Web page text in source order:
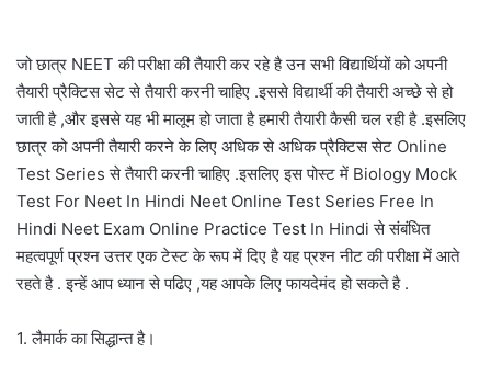
जो छात्र NEET की परीक्षा की तैयारी कर रहे है उन सभी विद्यार्थियों को अपनी
तैयारी प्रैक्टिस सेट से तैयारी करनी चाहिए .इससे विद्यार्थी की तैयारी अच्छे से हो
जाती है ,और इससे यह भी मालूम हो जाता है हमारी तैयारी कैसी चल रही है .इसलिए
छात्र को अपनी तैयारी करने के लिए अधिक से अधिक प्रैक्टिस सेट Online
Test Series से तैयारी करनी चाहिए .इसलिए इस पोस्ट में Biology Mock
Test For Neet In Hindi Neet Online Test Series Free In
Hindi Neet Exam Online Practice Test In Hindi से संबंधित
महत्वपूर्ण प्रश्न उत्तर एक टेस्ट के रूप में दिए है यह प्रश्न नीट की परीक्षा में आते
रहते है . इन्हें आप ध्यान से पढिए ,यह आपके लिए फायदेमंद हो सकते है .
1. लैमार्क का सिद्धान्त है।